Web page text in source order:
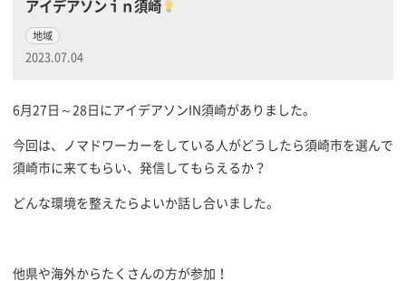
アイデアソンｉｎ須崎
地域
2023.07.04
6月27日～28日にアイデアソンIN須崎がありました。
今回は、ノマドワーカーをしている人がどうしたら須崎市を選んで
須崎市に来てもらい、発信してもらえるか？
どんな環境を整えたらよいか話し合いました。
他県や海外からたくさんの方が参加！